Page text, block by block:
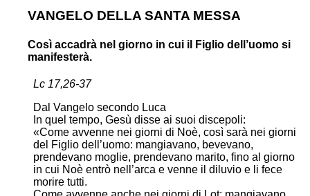
VANGELO DELLA SANTA MESSA
Così accadrà nel giorno in cui il Figlio dell’uomo si
manifesterà.
Lc 17,26-37
Dal Vangelo secondo Luca
In quel tempo, Gesù disse ai suoi discepoli:
«Come avvenne nei giorni di Noè, così sarà nei giorni
del Figlio dell’uomo: mangiavano, bevevano,
prendevano moglie, prendevano marito, fino al giorno
in cui Noè entrò nell’arca e venne il diluvio e li fece
morire tutti.